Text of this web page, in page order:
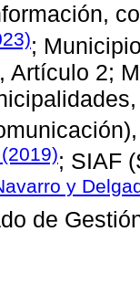
;
Artículo 2;
; SIAF
y
de